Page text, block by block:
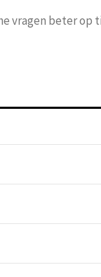
vragen beter op